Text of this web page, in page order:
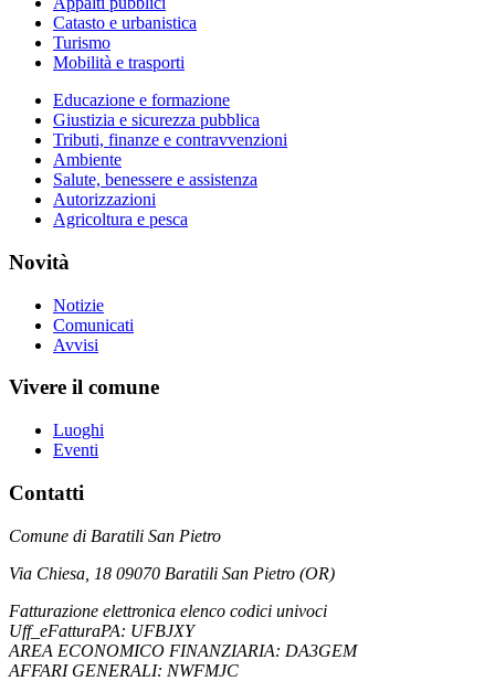
Catasto e urbanistica
Turismo
Mobilità e trasporti
Educazione e formazione
Giustizia e sicurezza pubblica
Tributi, finanze e contravvenzioni
Ambiente
Salute, benessere e assistenza
Autorizzazioni
Agricoltura e pesca
Novità
Notizie
Comunicati
Avvisi
Vivere il comune
Luoghi
Eventi
Contatti
Comune di Baratili San Pietro
Via Chiesa, 18 09070 Baratili San Pietro (OR)
Fatturazione elettronica elenco codici univoci
Uff_eFatturaPA: UFBJXY
AREA ECONOMICO FINANZIARIA: DA3GEM
AFFARI GENERALI: NWFMJC